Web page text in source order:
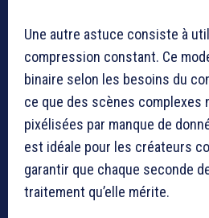
Une autre astuce consiste à
compression constant. Ce
binaire selon les besoins du
ce que des scènes complexes
pixélisées par manque de
est idéale pour les créateurs
garantir que chaque seconde
traitement qu’elle mérite.